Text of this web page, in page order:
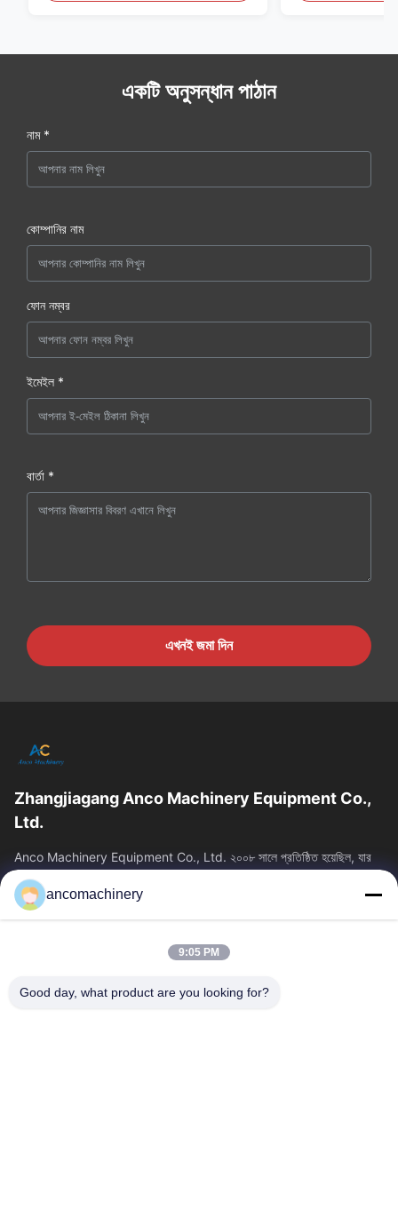
একটি অনুসন্ধান পাঠান
নাম *
কোম্পানির নাম
ফোন নম্বর
ইমেইল *
বার্তা *
এখনই জমা দিন
Zhangjiagang Anco Machinery Equipment Co.,
Ltd.
Anco Machinery Equipment Co., Ltd. ২০০৮ সালে প্রতিষ্ঠিত হয়েছিল, যার
সদর দপ্তর চীনের জিয়াংসু প্রদেশের সুঝো সিটির ঝাংজিয়াগাং শহরে অবস্থিত। এটি...
গুরুত্বপূর্ণ সংযোগ
আমাদের সম্পর্কে
কারখানা ভ্রমণ
মান নিয়ন্ত্রণ
ancomachinery
9:05 PM
Good day, what product are you looking for?